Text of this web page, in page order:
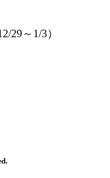
29～1/3）